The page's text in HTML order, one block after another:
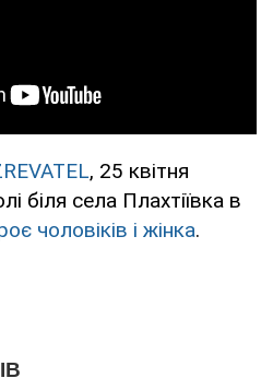
, 25 квітня
біля села Плахтіївка в
чоловіків і жінка.